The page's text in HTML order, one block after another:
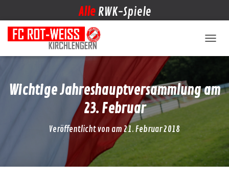
Alle RWK-Spiele
Wichtige Jahreshauptversammlung am
23. Februar
Veröffentlicht von am21. Februar 2018